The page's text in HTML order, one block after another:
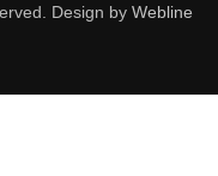
Design by Webline